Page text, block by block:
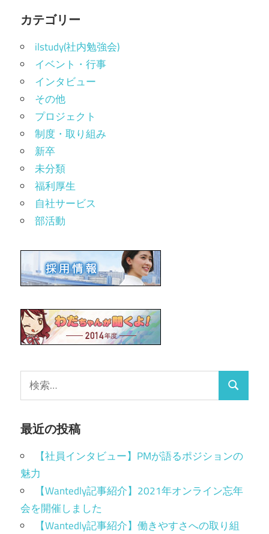
カテゴリー
ilstudy(社内勉強会)
イベント・行事
インタビュー
その他
プロジェクト
制度・取り組み
新卒
未分類
福利厚生
自社サービス
部活動
最近の投稿
【社員インタビュー】PMが語るポジションの
魅力
【Wantedly記事紹介】2021年オンライン忘年
会を開催しました
【Wantedly記事紹介】働きやすさへの取り組